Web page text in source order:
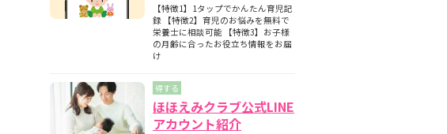
【特徴1】1タップでかんたん育児記
録 【特徴2】育児のお悩みを無料で
栄養士に相談可能 【特徴3】お子様
の月齢に合ったお役立ち情報をお届
け
得する
ほほえみクラブ公式LINE
アカウント紹介